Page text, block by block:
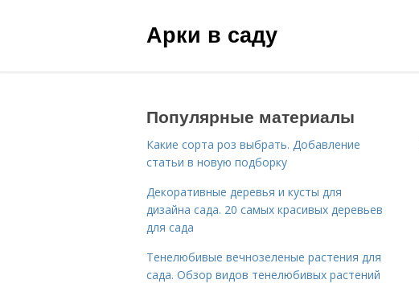
Арки в саду
Популярные материалы
Какие сорта роз выбрать. Добавление
статьи в новую подборку
Декоративные деревья и кусты для
дизайна сада. 20 самых красивых деревьев
для сада
Тенелюбивые вечнозеленые растения для
сада. Обзор видов тенелюбивых растений